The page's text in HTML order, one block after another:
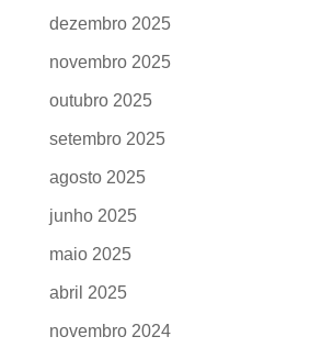
dezembro 2025
novembro 2025
outubro 2025
setembro 2025
agosto 2025
junho 2025
maio 2025
abril 2025
novembro 2024